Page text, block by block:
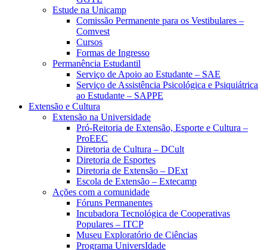
Estude na Unicamp
Comissão Permanente para os Vestibulares –
Comvest
Cursos
Formas de Ingresso
Permanência Estudantil
Serviço de Apoio ao Estudante – SAE
Serviço de Assistência Psicológica e Psiquiátrica
ao Estudante – SAPPE
Extensão e Cultura
Extensão na Universidade
Pró-Reitoria de Extensão, Esporte e Cultura –
ProEEC
Diretoria de Cultura – DCult
Diretoria de Esportes
Diretoria de Extensão – DExt
Escola de Extensão – Extecamp
Ações com a comunidade
Fóruns Permanentes
Incubadora Tecnológica de Cooperativas
Populares – ITCP
Museu Exploratório de Ciências
Programa UniversIdade